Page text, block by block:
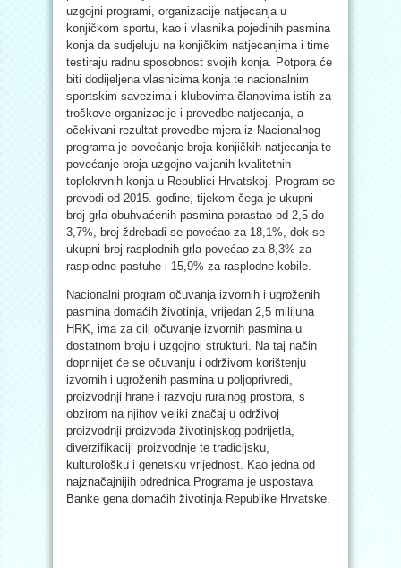
uzgojni programi, organizacije natjecanja u
konjičkom sportu, kao i vlasnika pojedinih pasmina
konja da sudjeluju na konjičkim natjecanjima i time
testiraju radnu sposobnost svojih konja. Potpora će
biti dodijeljena vlasnicima konja te nacionalnim
sportskim savezima i klubovima članovima istih za
troškove organizacije i provedbe natjecanja, a
očekivani rezultat provedbe mjera iz Nacionalnog
programa je povećanje broja konjičkih natjecanja te
povećanje broja uzgojno valjanih kvalitetnih
toplokrvnih konja u Republici Hrvatskoj. Program se
provodi od 2015. godine, tijekom čega je ukupni
broj grla obuhvaćenih pasmina porastao od 2,5 do
3,7%, broj ždrebadi se povećao za 18,1%, dok se
ukupni broj rasplodnih grla povećao za 8,3% za
rasplodne pastuhe i 15,9% za rasplodne kobile.
Nacionalni program očuvanja izvornih i ugroženih
pasmina domaćih životinja, vrijedan 2,5 milijuna
HRK, ima za cilj očuvanje izvornih pasmina u
dostatnom broju i uzgojnoj strukturi. Na taj način
doprinijet će se očuvanju i održivom korištenju
izvornih i ugroženih pasmina u poljoprivredi,
proizvodnji hrane i razvoju ruralnog prostora, s
obzirom na njihov veliki značaj u održivoj
proizvodnji proizvoda životinjskog podrijetla,
diverzifikaciji proizvodnje te tradicijsku,
kulturološku i genetsku vrijednost. Kao jedna od
najznačajnijih odrednica Programa je uspostava
Banke gena domaćih životinja Republike Hrvatske.